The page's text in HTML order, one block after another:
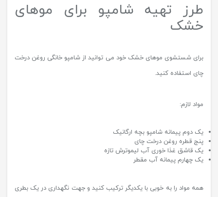
طرز تهیه شامپو برای موهای
خشک
برای شستشوی موهای خشک خود می توانید از شامپو خانگی روغن درخت
چای استفاده کنید.
مواد لازم:
یک دوم پیمانه شامپو بچه ارگانیک
پنج قطره روغن درخت چای
یک قاشق غذا خوری آب لیموترش تازه
یک چهارم پیمانه آب مقطر
همه مواد را به خوبی با یکدیگر ترکیب کنید و جهت نگهداری در یک بطری